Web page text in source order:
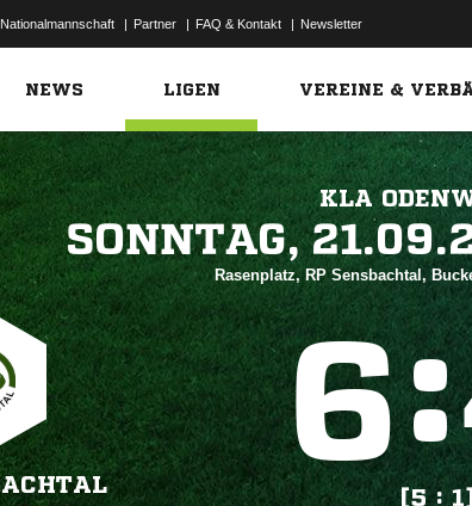
| Partner | FAQ & Kontakt | Newsletter
NEWS LIGEN VEREINE &
KLA

Rasenplatz, RP Sensbachtal,
:
[5 : 1]